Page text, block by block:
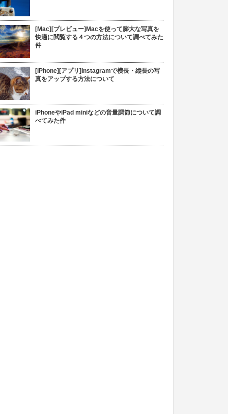
[Mac][プレビュー]Macを使って膨大な写真を
快適に閲覧する４つの方法について調べてみた
件
[iPhone][アプリ]Instagramで横長・縦長の写
真をアップする方法について
iPhoneやiPad miniなどの音量調節について調
べてみた件